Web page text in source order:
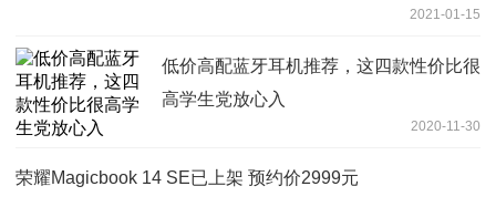
2021-01-15
低价高配蓝牙耳机推荐，这四款性价比很
高学生党放心入
2020-11-30
荣耀Magicbook 14 SE已上架 预约价2999元